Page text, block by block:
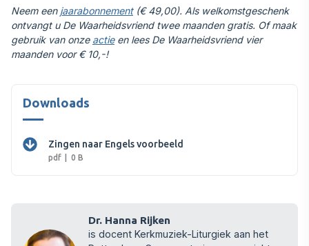
Neem een jaarabonnement(€ 49,00). Als welkomstgeschenk
ontvangt u De Waarheidsvriend twee maanden gratis. Of maak
gebruik van onze actieen lees De Waarheidsvriend vier
maanden voor € 10,-!
Downloads
Zingen naar Engels voorbeeld
pdf 0 B
Dr. Hanna Rijken
is docent Kerkmuziek-Liturgiek aan het